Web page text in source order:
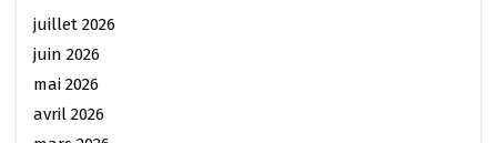
juillet 2026
juin 2026
mai 2026
avril 2026